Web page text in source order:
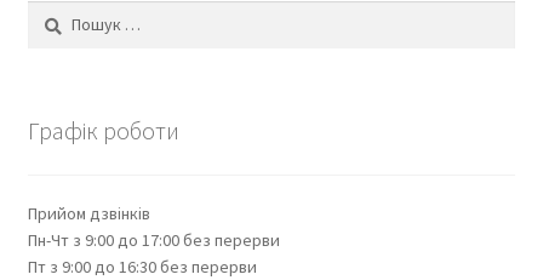
Пошук:
Графік роботи
Прийом дзвінків
Пн-Чт з 9:00 до 17:00 без перерви
Пт з 9:00 до 16:30 без перерви